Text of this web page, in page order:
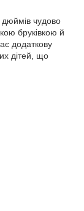
чудово
бруківкою й
додаткову
дітей, що